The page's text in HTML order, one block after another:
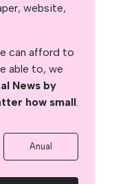
website,
can afford to
able to, we
News by
how small.
Anual